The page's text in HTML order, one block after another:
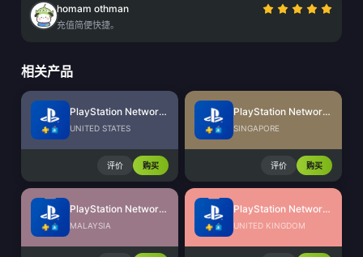
homam othman
充值简便快捷。
相关产品
PlayStation Network Card (US)
UNITED STATES
评价 购买
PlayStation Network Card (SG)
SINGAPORE
评价 购买
PlayStation Network Card (MY)
MALAYSIA
PlayStation Network Card (UK)
UNITED KINGDOM